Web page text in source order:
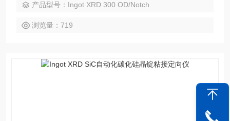
产品型号：Ingot XRD 300 OD/Notch
浏览量：719